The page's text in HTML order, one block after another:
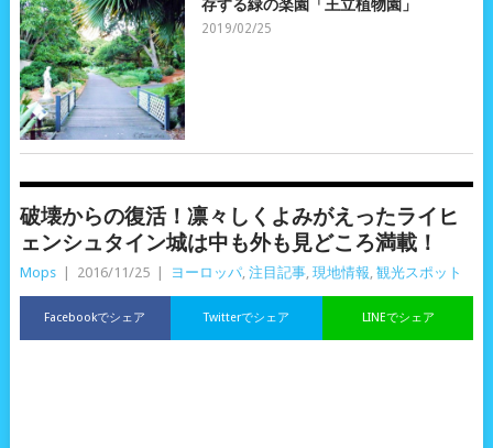
存する緑の楽園「王立植物園」
2019/02/25
破壊からの復活！凛々しくよみがえったライヒ
ェンシュタイン城は中も外も見どころ満載！
Mops | 2016/11/25 | ヨーロッパ, 注目記事, 現地情報 観光スポット
Facebookでシェア LINEでシェア
Twitterでシェア